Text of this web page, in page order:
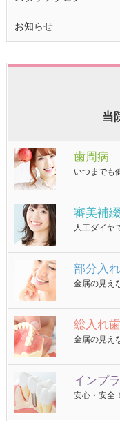
お知らせ
当
歯周病
いつまでも
審美補綴
人工ダイヤ
部分入
金属の見え
総入れ歯
金属の見え
インプ
安心・安全